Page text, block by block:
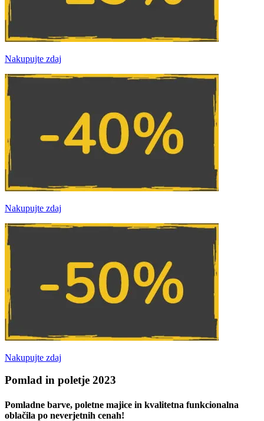
Nakupujte zdaj
Nakupujte zdaj
Nakupujte zdaj
Pomlad in poletje 2023
Pomladne barve, poletne majice in kvalitetna funkcionalna
oblačila po neverjetnih cenah!